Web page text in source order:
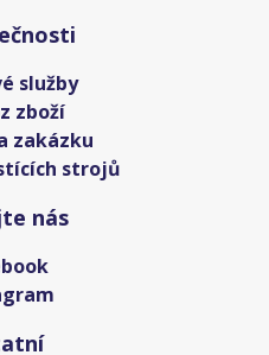
služby
zboží
zakázku
strojů
nás